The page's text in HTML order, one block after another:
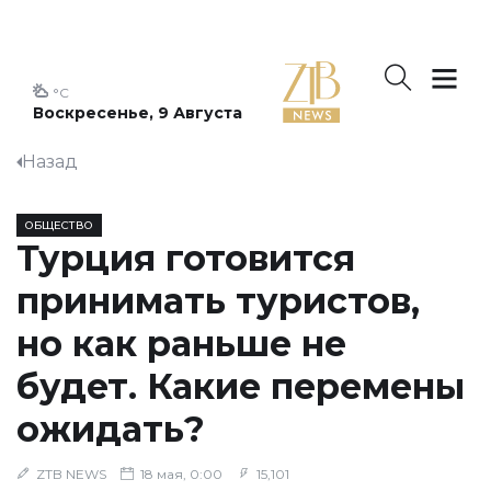
Воскресенье, 9 Августа
°C
Назад
ОБЩЕСТВО
Турция готовится
принимать туристов,
но как раньше не
будет. Какие перемены
ожидать?
ZTB NEWS 18 мая, 0:00 15,101